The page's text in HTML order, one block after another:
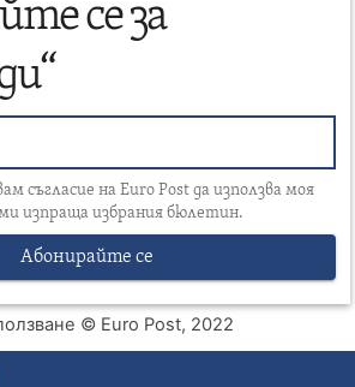
се за
съгласие на Euro Post да използва моя
изпраща избрания бюлетин.
Абонирайте се
© Euro Post, 2022